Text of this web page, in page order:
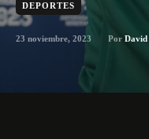
DEPORTES
23 noviembre, 2023 Por David